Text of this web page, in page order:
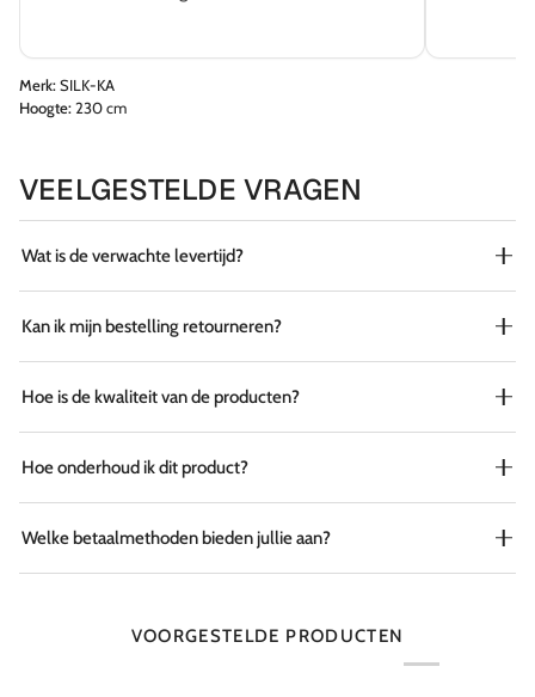
Merk:SILK-KA
Hoogte:230 cm
VEELGESTELDE VRAGEN
Wat is de verwachte levertijd?
Kan ik mijn bestelling retourneren?
Hoe is de kwaliteit van de producten?
Hoe onderhoud ik dit product?
Welke betaalmethoden bieden jullie aan?
VOORGESTELDE PRODUCTEN